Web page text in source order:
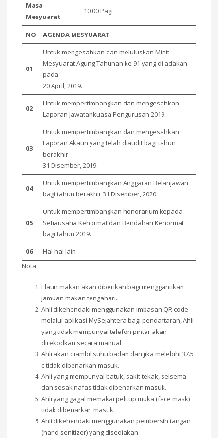
Masa
Mesyuarat
10.00 Pagi
NO AGENDA MESYUARAT
01
Untuk mengesahkan dan meluluskan Minit
Mesyuarat Agung Tahunan ke 91 yang di adakan
pada
20 April, 2019.
02
Untuk mempertimbangkan dan mengesahkan
Laporan Jawatankuasa Pengurusan 2019.
03
Untuk mempertimbangkan dan mengesahkan
Laporan Akaun yang telah diaudit bagi tahun
berakhir
31 Disember, 2019.
04
Untuk mempertimbangkan Anggaran Belanjawan
bagi tahun berakhir 31 Disember, 2020.
05
Untuk mempertimbangkan honorarium kepada
Setiausaha Kehormat dan Bendahari Kehormat
bagi tahun 2019.
06
Hal-hal lain
Nota
Elaun makan akan diberikan bagi menggantikan
jamuan makan tengahari.
Ahli dikehendaki menggunakan imbasan QR code
melalui aplikasi MySejahtera bagi pendaftaran, Ahli
yang tidak mempunyai telefon pintar akan
direkodkan secara manual.
Ahli akan diambil suhu badan dan jika melebihi 37.5
c tidak dibenarkan masuk.
Ahli yang mempunyai batuk, sakit tekak, selsema
dan sesak nafas tidak dibenarkan masuk.
Ahli yang gagal memakai pelitup muka (face mask)
tidak dibenarkan masuk.
Ahli dikehendaki menggunakan pembersih tangan
(hand senitizer) yang disediakan.